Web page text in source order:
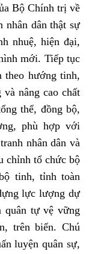
Bộ Chính trị về
nhân dân thật sự
nhuệ, hiện đại,
mới. Tiếp tục
theo hướng tinh,
nâng cao chất
thể, đồng bộ,
phù hợp với
nhân dân và
chỉnh tổ chức bộ
tinh, tỉnh toàn
lực lượng dự
quân tự vệ vững
trên biển. Chú
luyện quân sự,